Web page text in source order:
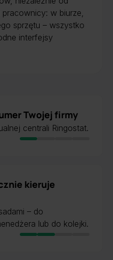
w biurze,
sprzętu – wszystko
interfejsy
Twojej firmy
centrali Ringostat.
kieruje
– do
lub do kolejki.